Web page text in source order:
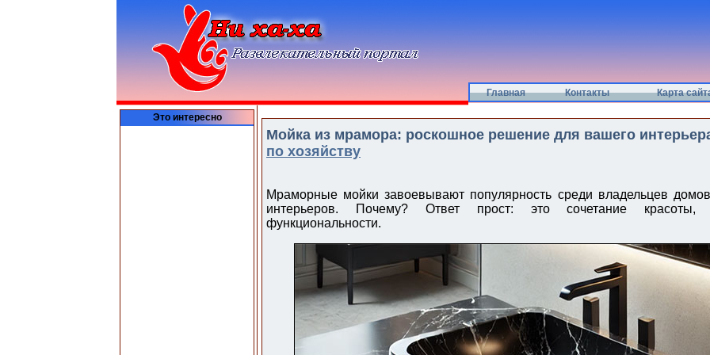
Главная Контакты Карта
Это интересно
Мойка из мрамора: роскошное решение для вашего
по хозяйству
Мраморные мойки завоевывают популярность среди владельцев
интерьеров. Почему? Ответ прост: это сочетание красоты,
функциональности.